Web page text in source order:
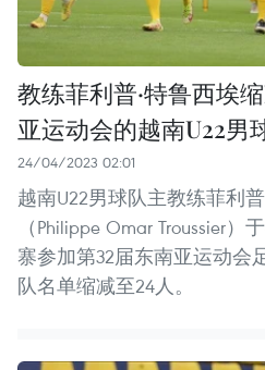
教练菲利普·特鲁西埃
亚运动会的越南U22男
24/04/2023 02:01
越南U22男球队主教练菲利
（Philippe Omar Troussier
寨参加第32届东南亚运动会
队名单缩减至24人。